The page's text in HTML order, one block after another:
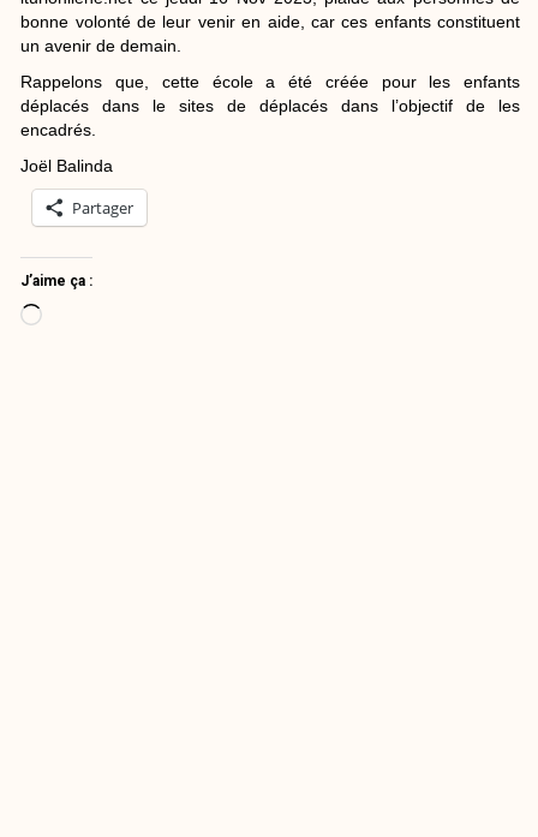
bonne volonté de leur venir en aide, car ces enfants constituent
un avenir de demain.
Rappelons que, cette école a été créée pour les enfants
déplacés dans le sites de déplacés dans l’objectif de les
encadrés.
Joël Balinda
Partager
J’aime ça :